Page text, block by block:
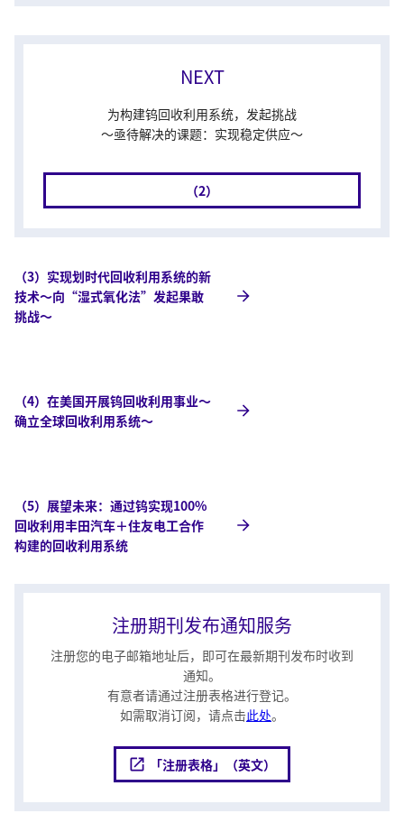
NEXT
为构建钨回收利用系统，发起挑战
～亟待解决的课题：实现稳定供应～
（2）
（3）实现划时代回收利用系统的新
技术～向“湿式氧化法”发起果敢
挑战～
（4）在美国开展钨回收利用事业～
确立全球回收利用系统～
（5）展望未来：通过钨实现100%
回收利用丰田汽车＋住友电工合作
构建的回收利用系统
注册期刊发布通知服务
注册您的电子邮箱地址后，即可在最新期刊发布时收到
通知。
有意者请通过注册表格进行登记。
如需取消订阅，请点击此处。
「注册表格」（英文）